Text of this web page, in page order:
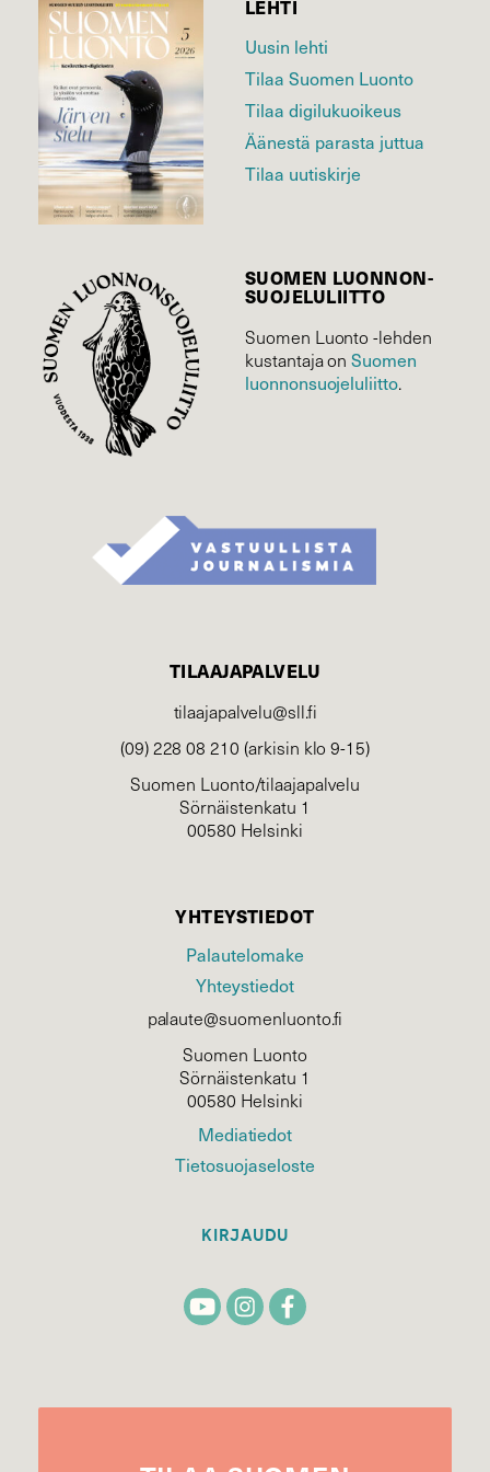
LEHTI
Uusin lehti
Tilaa Suomen Luonto
Tilaa digilukuoikeus
Äänestä parasta juttua
Tilaa uutiskirje
SUOMEN LUONNON­
SUOJELU­LIITTO
Suomen Luonto -lehden
kustantaja onSuomen
luonnonsuojelu­liitto.
TILAAJAPALVELU
tilaajapalvelu@sll.fi
(09) 228 08 210 (arkisin klo 9-15)
Suomen Luonto/tilaajapalvelu
Sörnäistenkatu 1
00580 Helsinki
YHTEYSTIEDOT
Palautelomake
Yhteystiedot
palaute@suomenluonto.fi
Suomen Luonto
Sörnäistenkatu 1
00580 Helsinki
Mediatiedot
Tietosuojaseloste
KIRJAUDU